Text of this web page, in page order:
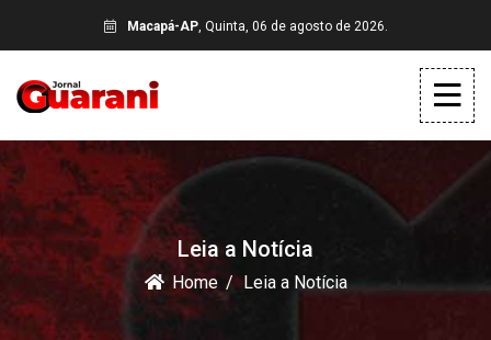
Macapá-AP, Quinta, 06 de agosto de 2026.
Leia a Notícia
Home Leia a Notícia